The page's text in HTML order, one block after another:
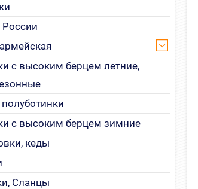
с высоким берцем летние,
с высоким берцем зимние
кеды
Сланцы